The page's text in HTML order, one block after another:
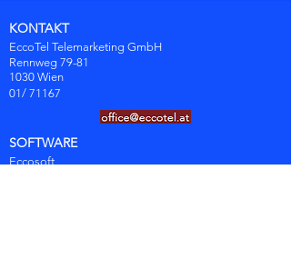
KONTAKT
EccoTel Telemarketing GmbH
Rennweg 79-81
1030 Wien
01/ 71167
SOFTWARE
Eccosoft